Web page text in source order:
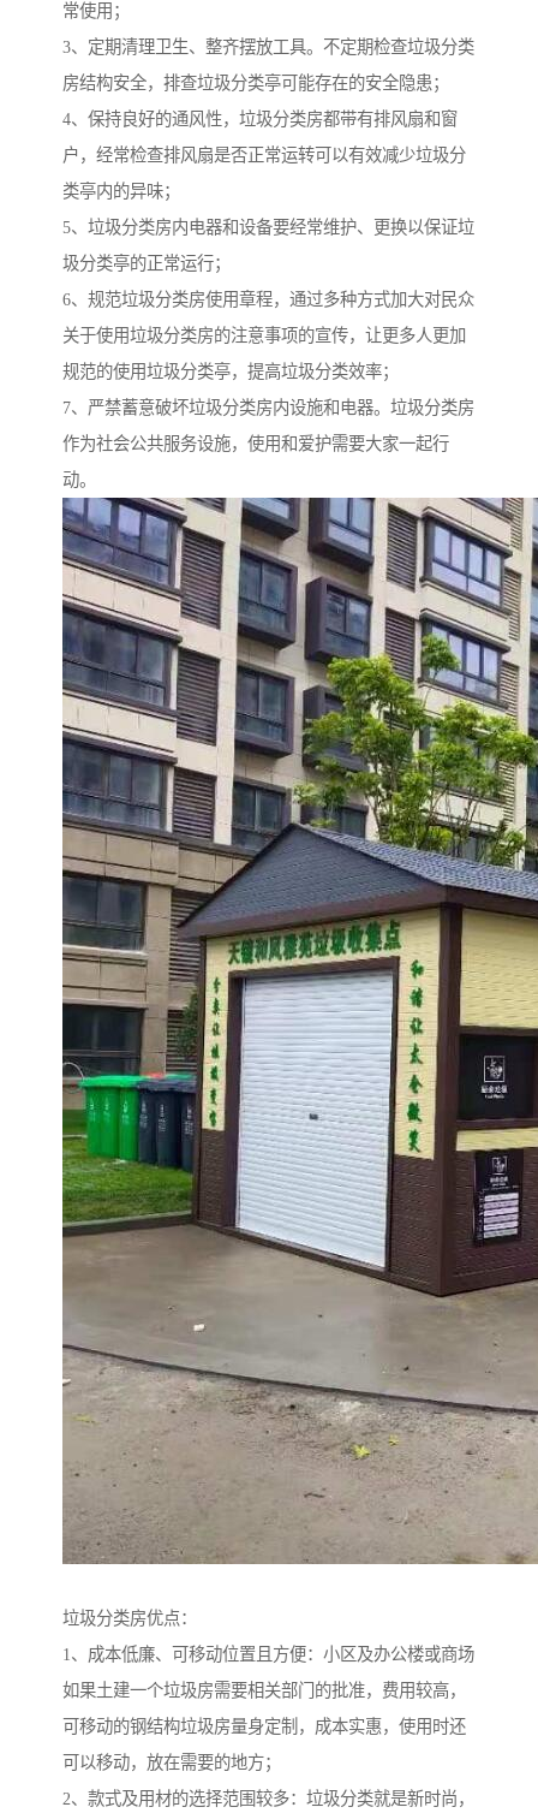
常使用；
3、定期清理卫生、整齐摆放工具。不定期检查垃圾分类
房结构安全，排查垃圾分类亭可能存在的安全隐患；
4、保持良好的通风性，垃圾分类房都带有排风扇和窗
户，经常检查排风扇是否正常运转可以有效减少垃圾分
类亭内的异味；
5、垃圾分类房内电器和设备要经常维护、更换以保证垃
圾分类亭的正常运行；
6、规范垃圾分类房使用章程，通过多种方式加大对民众
关于使用垃圾分类房的注意事项的宣传，让更多人更加
规范的使用垃圾分类亭，提高垃圾分类效率；
7、严禁蓄意破坏垃圾分类房内设施和电器。垃圾分类房
作为社会公共服务设施，使用和爱护需要大家一起行
动。
垃圾分类房优点：
1、成本低廉、可移动位置且方便：小区及办公楼或商场
如果土建一个垃圾房需要相关部门的批准，费用较高，
可移动的钢结构垃圾房量身定制，成本实惠，使用时还
可以移动，放在需要的地方；
2、款式及用材的选择范围较多：垃圾分类就是新时尚，